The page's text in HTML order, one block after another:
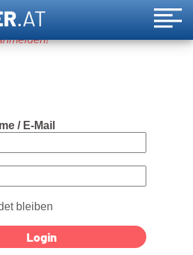
nutzen zu können, bitte ein
/ E-Mail
bleiben